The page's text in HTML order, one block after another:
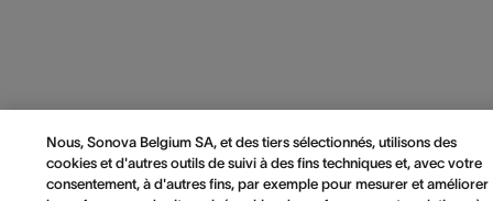
Nous, Sonova Belgium SA, et des tiers sélectionnés, utilisons des
cookies et d'autres outils de suivi à des fins techniques et, avec votre
consentement, à d'autres fins, par exemple pour mesurer et améliorer